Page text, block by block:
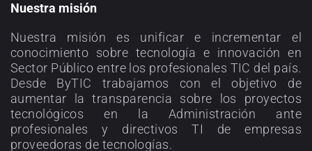
Nuestra misión
Nuestra misión es unificar e incrementar el
conocimiento sobre tecnología e innovación en
Sector Público entre los profesionales TIC del país.
Desde ByTIC trabajamos con el objetivo de
aumentar la transparencia sobre los proyectos
tecnológicos en la Administración ante
profesionales y directivos TI de empresas
proveedoras de tecnologías.